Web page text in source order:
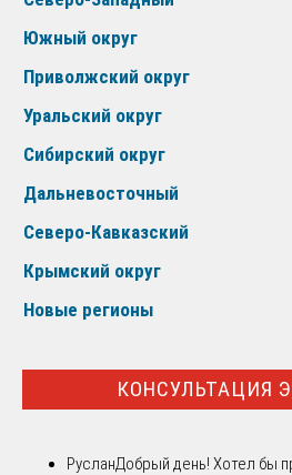
Южный округ
Приволжский округ
Уральский округ
Сибирский округ
Дальневосточный
Северо-Кавказский
Крымский округ
Новые регионы
КОНСУЛЬТАЦИЯ
РусланДобрый день! Хотел бы